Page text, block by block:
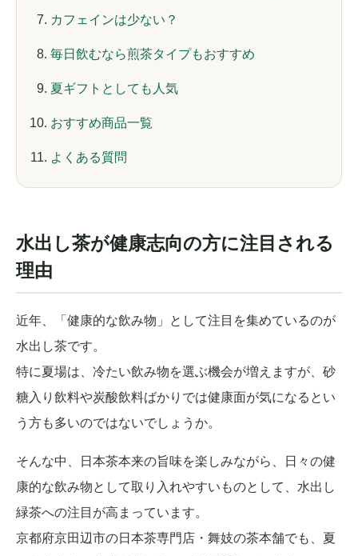
カフェインは少ない？
毎日飲むなら煎茶タイプもおすすめ
夏ギフトとしても人気
おすすめ商品一覧
よくある質問
水出し茶が健康志向の方に注目される
理由
近年、「健康的な飲み物」として注目を集めているのが
水出し茶です。
特に夏場は、冷たい飲み物を選ぶ機会が増えますが、砂
糖入り飲料や炭酸飲料ばかりでは健康面が気になるとい
う方も多いのではないでしょうか。
そんな中、日本茶本来の旨味を楽しみながら、日々の健
康的な飲み物として取り入れやすいものとして、水出し
緑茶への注目が高まっています。
京都府京田辺市の日本茶専門店・舞妓の茶本舗でも、夏